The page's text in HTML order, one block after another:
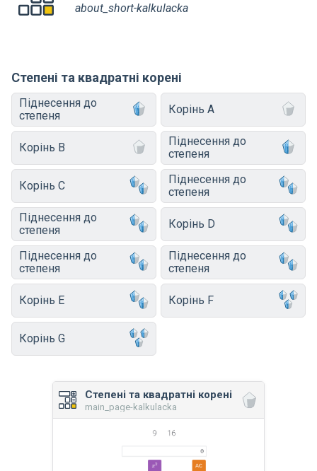
about_short-kalkulacka
Степені та квадратні корені
Піднесення до
степеня
Корінь A
Корінь B
Піднесення до
степеня
Корінь C
Піднесення до
степеня
Піднесення до
степеня
Корінь D
Піднесення до
степеня
Піднесення до
степеня
Корінь E Корінь F
Корінь G
Степені та квадратні корені
main_page-kalkulacka